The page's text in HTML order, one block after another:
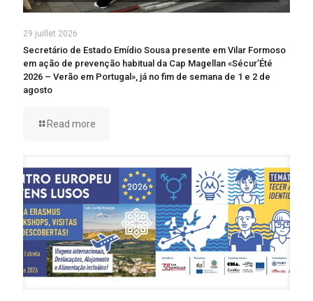
29 juillet 2026
Secretário de Estado Emídio Sousa presente em Vilar Formoso
em ação de prevenção habitual da Cap Magellan «Sécur’Été
2026 – Verão em Portugal», já no fim de semana de 1 e 2 de
agosto
Read more